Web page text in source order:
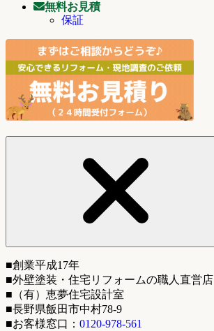
無料お見積
保証
■創業平成17年
■外壁塗装・住宅リフォームの職人直営店
■（有）恵夢住宅設計室
■長野県飯田市中村78-9
■お客様窓口： 0120-978-561